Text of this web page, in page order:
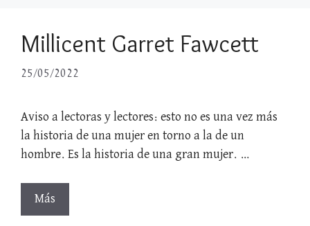
Millicent Garret Fawcett
25/05/2022
Aviso a lectoras y lectores: esto no es una vez más
la historia de una mujer en torno a la de un
hombre. Es la historia de una gran mujer. …
Más